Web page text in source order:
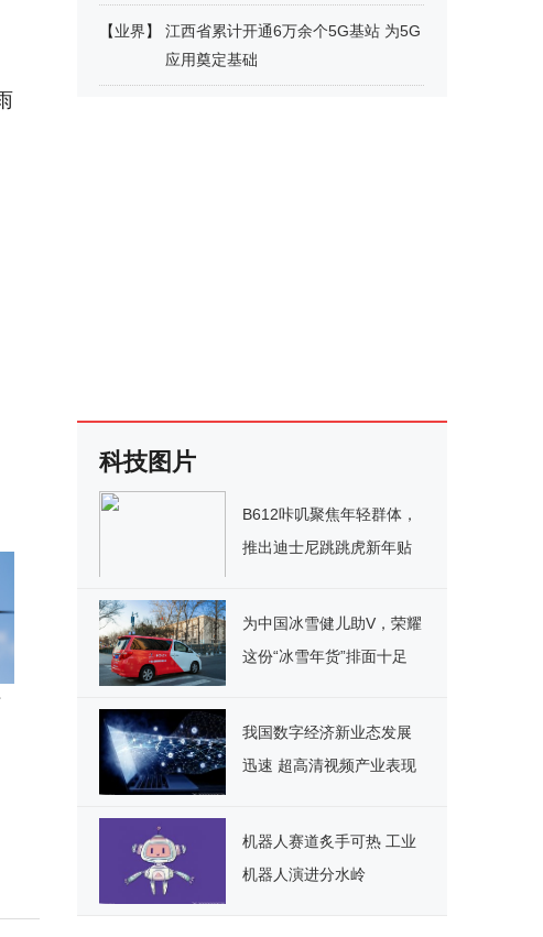
【业界】
江西省累计开通6万余个5G基站 为5G
应用奠定基础
科技图片
B612咔叽聚焦年轻群体，
推出迪士尼跳跳虎新年贴
为中国冰雪健儿助V，荣耀
这份“冰雪年货”排面十足
我国数字经济新业态发展
迅速 超高清视频产业表现
机器人赛道炙手可热 工业
机器人演进分水岭